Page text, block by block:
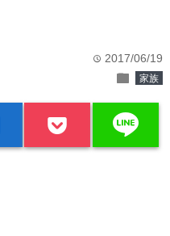
time 2017/06/19
folder 家族
line